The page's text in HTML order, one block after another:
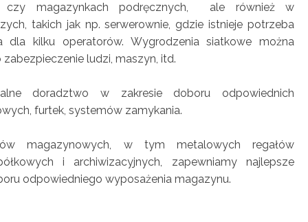
czy magazynkach podręcznych, ale również w
takich jak np. serwerownie, gdzie istnieje potrzeba
dla kilku operatorów. Wygrodzenia siatkowe można
ludzi, maszyn, itd.
doradztwo w zakresie doboru odpowiednich
furtek, systemów zamykania.
magazynowych, w tym metalowych regałów
i archiwizacyjnych, zapewniamy najlepsze
odpowiedniego wyposażenia magazynu.